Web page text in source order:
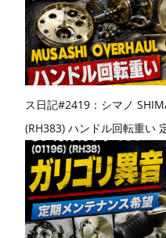
ス日記#2419：シマノ
(RH383) ハンドル回転重い